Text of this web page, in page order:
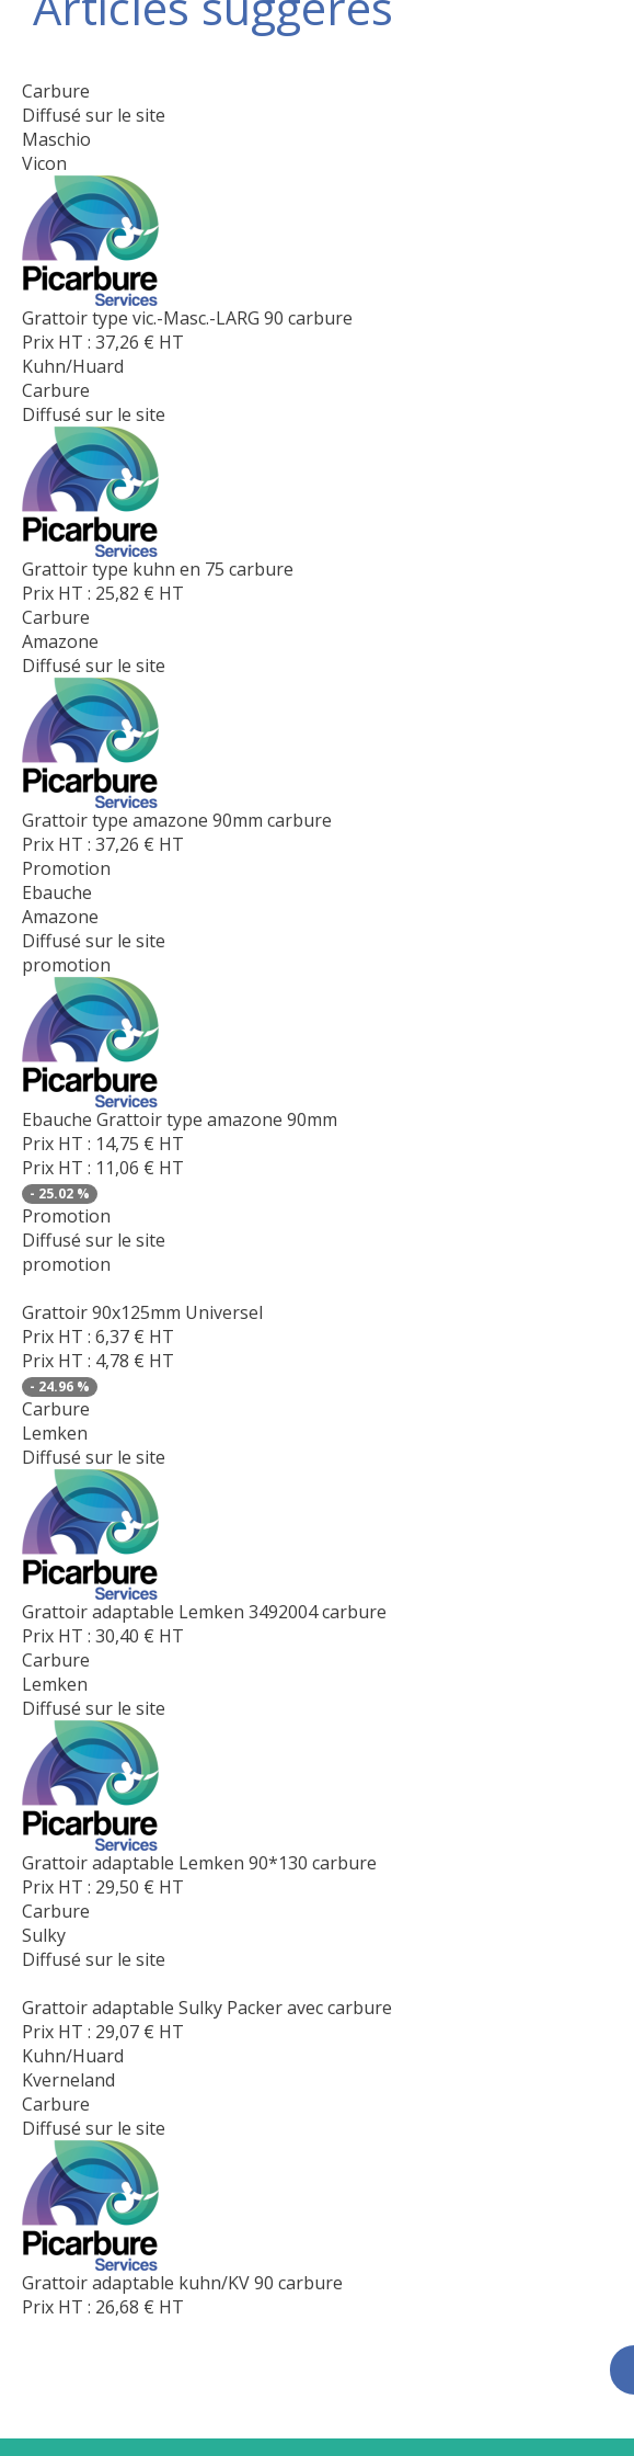
Carbure
Diffusé sur le site
Maschio
Vicon
Grattoir type vic.-Masc.-LARG 90 carbure
Prix HT : 37,26 € HT
Kuhn/Huard
Carbure
Diffusé sur le site
Grattoir type kuhn en 75 carbure
Prix HT : 25,82 € HT
Carbure
Amazone
Diffusé sur le site
Grattoir type amazone 90mm carbure
Prix HT : 37,26 € HT
Promotion
Ebauche
Amazone
Diffusé sur le site
promotion
Ebauche Grattoir type amazone 90mm
Prix HT : 14,75 € HT
Prix HT : 11,06 € HT
- 25.02 %
Promotion
Diffusé sur le site
promotion
Grattoir 90x125mm Universel
Prix HT : 6,37 € HT
Prix HT : 4,78 € HT
- 24.96 %
Carbure
Lemken
Diffusé sur le site
Grattoir adaptable Lemken 3492004 carbure
Prix HT : 30,40 € HT
Carbure
Lemken
Diffusé sur le site
Grattoir adaptable Lemken 90*130 carbure
Prix HT : 29,50 € HT
Carbure
Sulky
Diffusé sur le site
Grattoir adaptable Sulky Packer avec carbure
Prix HT : 29,07 € HT
Kuhn/Huard
Kverneland
Carbure
Diffusé sur le site
Grattoir adaptable kuhn/KV 90 carbure
Prix HT : 26,68 € HT